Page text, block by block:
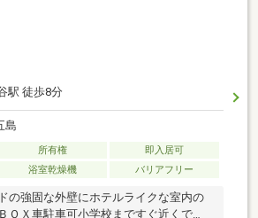
駅 徒歩8分
島
所有権
即入居可
浴室乾燥機 バリアフリー
の強固な外壁にホテルライクな室内の
ＯＸ車駐車可小学校まですぐ近くで